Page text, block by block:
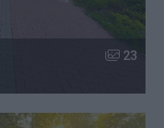
Liczba
23